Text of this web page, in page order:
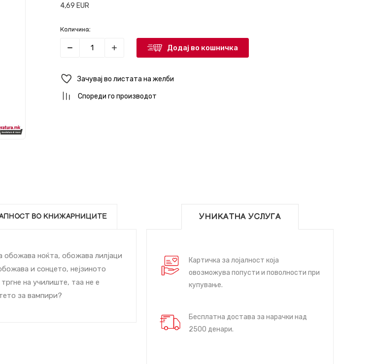
4,69 EUR
Количина:
Додај во кошничка
Зачувај во листата на желби
Спореди го производот
ВО КНИЖАРНИЦИТЕ
обожава ноќта, обожава лилјаци
и сонцето, нејзиното
на училиште, таа не е
за вампири?
УНИКАТНА УСЛУГА
Картичка за лојалност која
овозможува попусти и поволности при
купување.
Бесплатна достава за нарачки над
2500 денари.